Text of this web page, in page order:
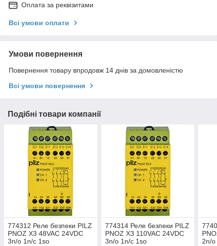
Оплата за реквізитами
Всі умови оплати
Умови повернення
Повернення товару впродовж 14 днів за домовленістю
Всі умови повернення
Подібні товари компанії
774312 Реле безпеки PILZ
PNOZ X3 48VAC 24VDC
3n/o 1n/c 1so
774314 Реле безпеки PILZ
PNOZ X3 110VAC 24VDC
3n/o 1n/c 1so
2n/